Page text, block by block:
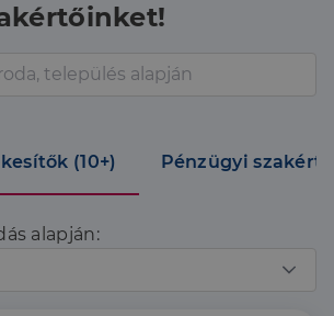
(10+) Pénzügyi
alapján: